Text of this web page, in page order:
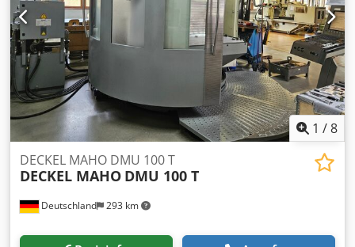
1 /8
Deutschland 293 km
DECKEL MAHO DMU 100 T
DECKEL MAHO DMU 100 T